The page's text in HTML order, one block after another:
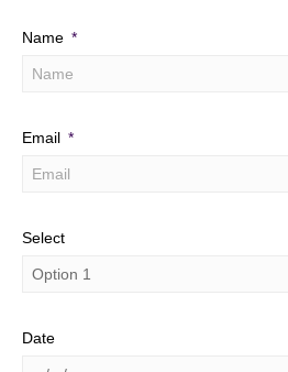
Name
Email
Select
Date